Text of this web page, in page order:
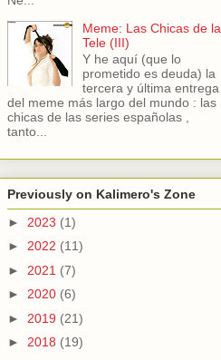
Meme: Las Chicas de la
Tele (III)
Y he aquí (que lo
prometido es deuda) la
tercera y última entrega
del meme más largo del mundo : las
chicas de las series españolas ,
tanto...
Previously on Kalimero's Zone
► 2023 (1)
► 2022 (11)
► 2021 (7)
► 2020 (6)
► 2019 (21)
► 2018 (19)